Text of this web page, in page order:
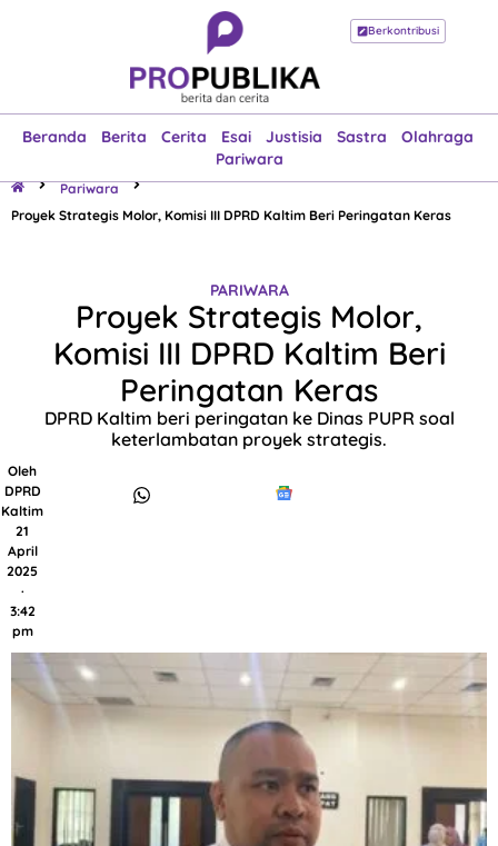
Berkontribusi
Beranda Berita Cerita Esai Justisia Sastra
Olahraga
Pariwara
Beranda
Esai
Justisia
Sastra
Olahraga
Pariwara
Pariwara
Proyek Strategis Molor, Komisi III DPRD Kaltim Beri Peringatan Keras
PARIWARA
Proyek Strategis Molor,
Komisi III DPRD Kaltim Beri
Peringatan Keras
DPRD Kaltim beri peringatan ke Dinas PUPR soal
keterlambatan proyek strategis.
Oleh
DPRD
Kaltim
21
April
2025
·
3:42
pm